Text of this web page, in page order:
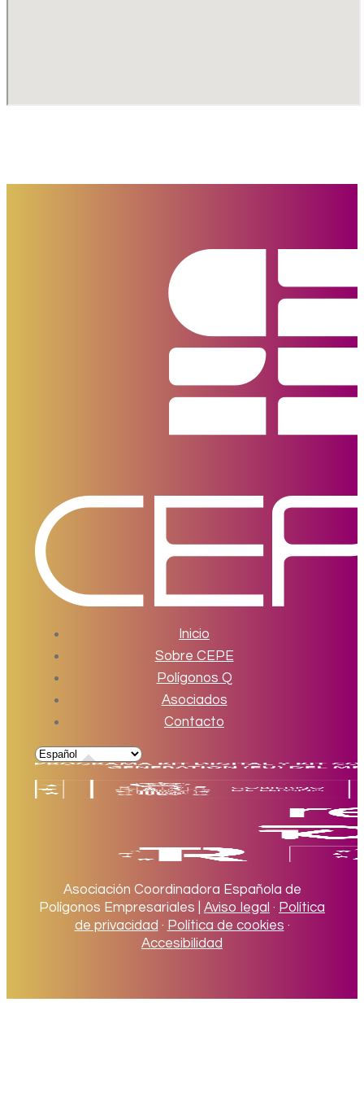
Inicio
Sobre CEPE
Polígonos Q
Asociados
Contacto
Asociación Coordinadora Española de
Polígonos Empresariales | Aviso legal · Política
de privacidad · Política de cookies ·
Accesibilidad